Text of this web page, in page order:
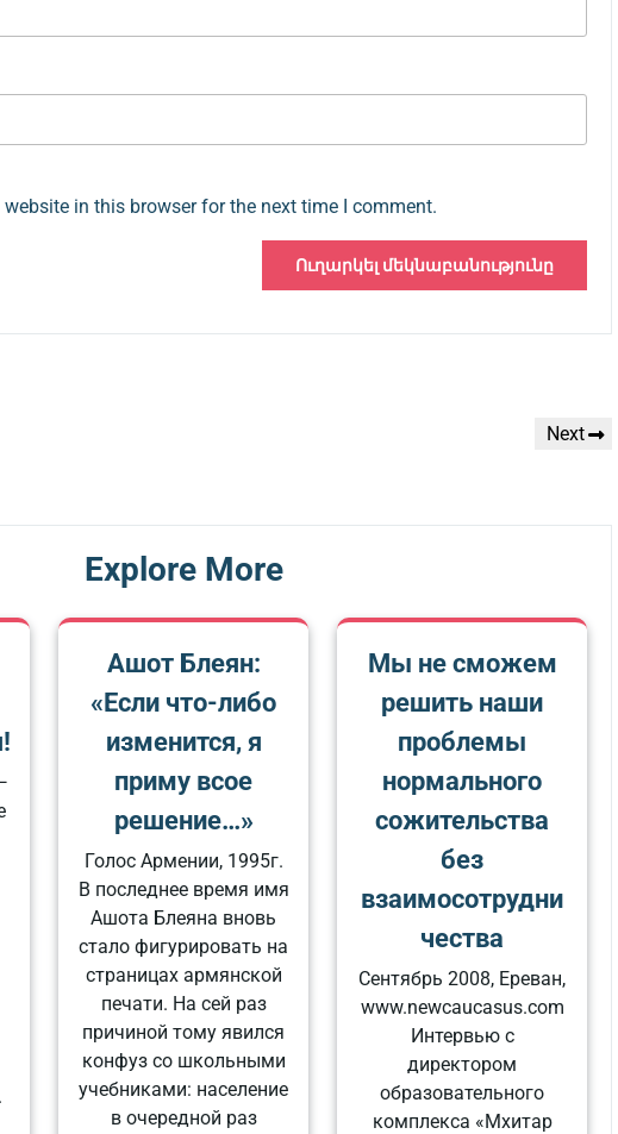
in this browser for the next time I comment.
Next
Next
Explore More
Ашот Блеян:
«Если что-либо
изменится, я
приму всое
решение…»
Голос Армении, 1995г.
В последнее время имя
Ашота Блеяна вновь
стало фигурировать на
страницах армянской
печати. На сей раз
причиной тому явился
конфуз со школьными
учебниками: население
в очередной раз
Мы не сможем
решить наши
проблемы
нормального
сожительства
без
взаимосотрудни
чества
Сентябрь 2008, Ереван,
www.newcaucasus.com
Интервью с
директором
образовательного
комплекса «Мхитар